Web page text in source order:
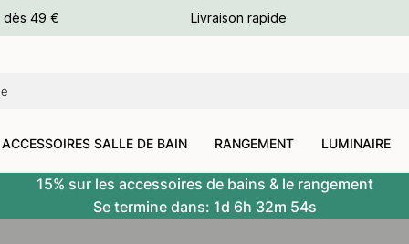
dès 49 € Livraison rapide
ACCESSOIRES SALLE DE BAIN RANGEMENT LUMINAIRE
15% sur les accessoires de bains & le rangement
Se termine dans: 1d 6h 32m 53s